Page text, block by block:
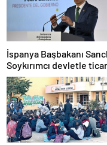
İspanya Başbakanı
Soykırımcı devletle
yapmayız